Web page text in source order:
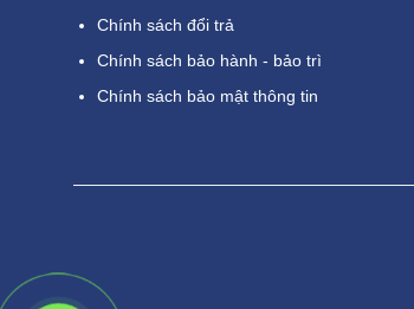
Chính sách đổi trả
Chính sách bảo hành - bảo trì
Chính sách bảo mật thông tin